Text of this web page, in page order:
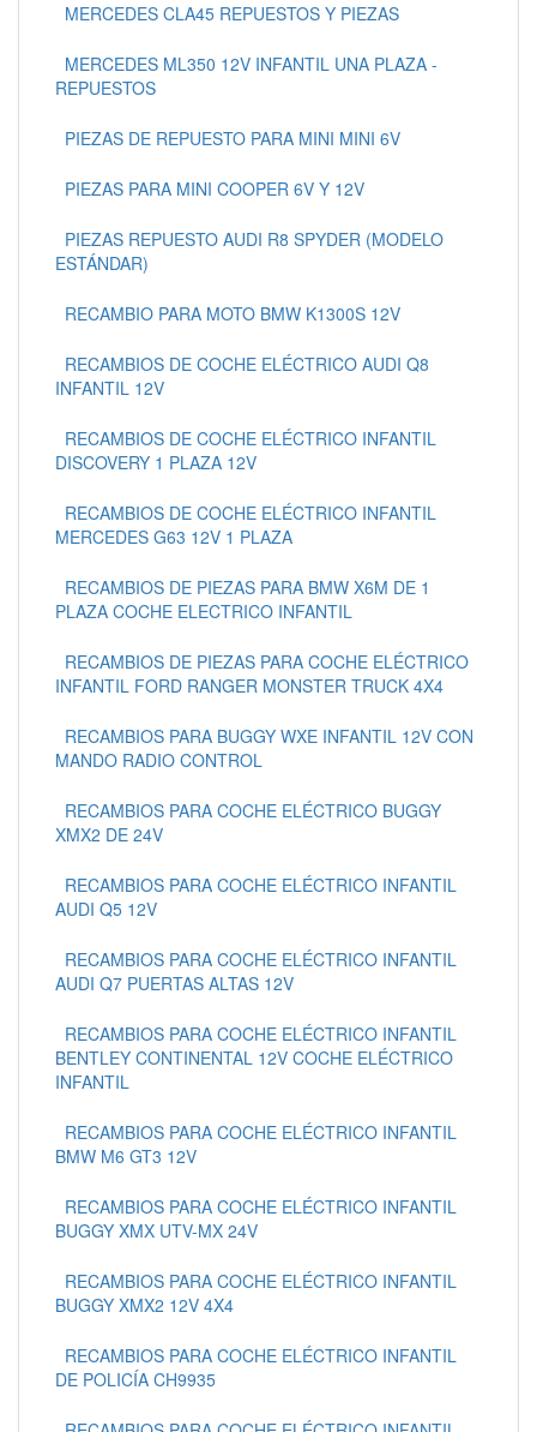
MERCEDES CLA45 REPUESTOS Y PIEZAS
MERCEDES ML350 12V INFANTIL UNA PLAZA -
REPUESTOS
PIEZAS DE REPUESTO PARA MINI MINI 6V
PIEZAS PARA MINI COOPER 6V Y 12V
PIEZAS REPUESTO AUDI R8 SPYDER (MODELO
ESTÁNDAR)
RECAMBIO PARA MOTO BMW K1300S 12V
RECAMBIOS DE COCHE ELÉCTRICO AUDI Q8
INFANTIL 12V
RECAMBIOS DE COCHE ELÉCTRICO INFANTIL
DISCOVERY 1 PLAZA 12V
RECAMBIOS DE COCHE ELÉCTRICO INFANTIL
MERCEDES G63 12V 1 PLAZA
RECAMBIOS DE PIEZAS PARA BMW X6M DE 1
PLAZA COCHE ELECTRICO INFANTIL
RECAMBIOS DE PIEZAS PARA COCHE ELÉCTRICO
INFANTIL FORD RANGER MONSTER TRUCK 4X4
RECAMBIOS PARA BUGGY WXE INFANTIL 12V CON
MANDO RADIO CONTROL
RECAMBIOS PARA COCHE ELÉCTRICO BUGGY
XMX2 DE 24V
RECAMBIOS PARA COCHE ELÉCTRICO INFANTIL
AUDI Q5 12V
RECAMBIOS PARA COCHE ELÉCTRICO INFANTIL
AUDI Q7 PUERTAS ALTAS 12V
RECAMBIOS PARA COCHE ELÉCTRICO INFANTIL
BENTLEY CONTINENTAL 12V COCHE ELÉCTRICO
INFANTIL
RECAMBIOS PARA COCHE ELÉCTRICO INFANTIL
BMW M6 GT3 12V
RECAMBIOS PARA COCHE ELÉCTRICO INFANTIL
BUGGY XMX UTV-MX 24V
RECAMBIOS PARA COCHE ELÉCTRICO INFANTIL
BUGGY XMX2 12V 4X4
RECAMBIOS PARA COCHE ELÉCTRICO INFANTIL
DE POLICÍA CH9935